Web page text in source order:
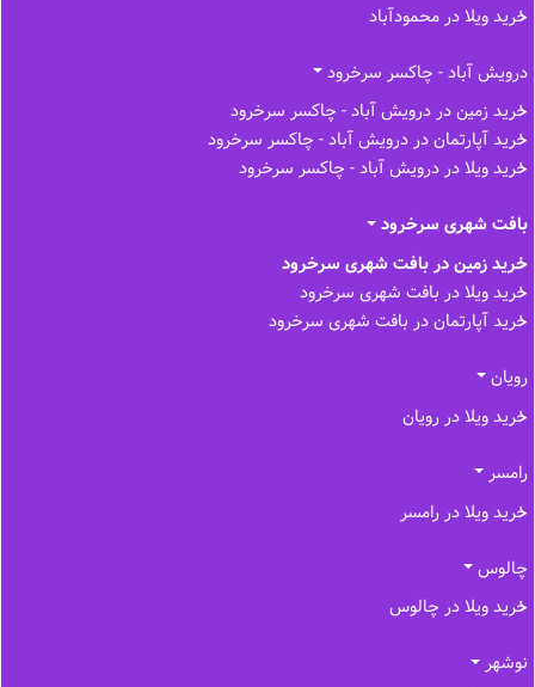
خرید ویلا در محمودآباد
درویش آباد - چاکسر سرخرود
خرید زمین در درویش آباد - چاکسر سرخرود
خرید آپارتمان در درویش آباد - چاکسر سرخرود
خرید ویلا در درویش آباد - چاکسر سرخرود
بافت شهری سرخرود
خرید زمین در بافت شهری سرخرود
خرید ویلا در بافت شهری سرخرود
خرید آپارتمان در بافت شهری سرخرود
رویان
خرید ویلا در رویان
رامسر
خرید ویلا در رامسر
چالوس
خرید ویلا در چالوس
نوشهر